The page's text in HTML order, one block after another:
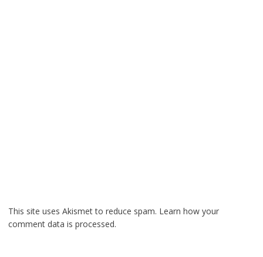
This site uses Akismet to reduce spam. Learn how your
comment data is processed.